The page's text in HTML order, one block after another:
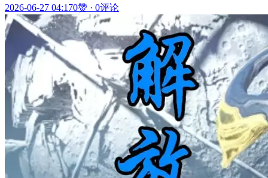
2026-06-27 04:170赞 · 0评论